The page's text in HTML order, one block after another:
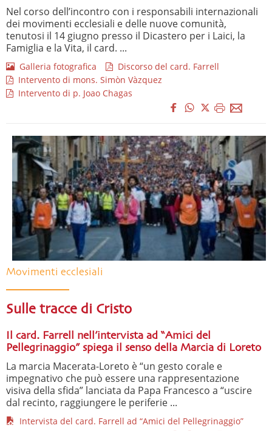
Nel corso dell’incontro con i responsabili internazionali
dei movimenti ecclesiali e delle nuove comunità,
tenutosi il 14 giugno presso il Dicastero per i Laici, la
Famiglia e la Vita, il card. ...
Galleria fotografica
Discorso del card. Farrell
Intervento di mons. Simòn Vàzquez
Intervento di p. Joao Chagas
Movimenti ecclesiali
Sulle tracce di Cristo
Il card. Farrell nell’intervista ad “Amici del
Pellegrinaggio” spiega il senso della Marcia di Loreto
La marcia Macerata-Loreto è “un gesto corale e
impegnativo che può essere una rappresentazione
visiva della sfida” lanciata da Papa Francesco a “uscire
dal recinto, raggiungere le periferie ...
Intervista del card. Farrell ad “Amici del Pellegrinaggio”